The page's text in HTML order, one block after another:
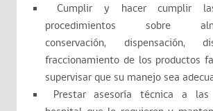
Cumplir y hacer cumplir
procedimientos sobre
conservación, dispensación,
fraccionamiento de los productos
supervisar que su manejo sea
Prestar asesoría técnica a